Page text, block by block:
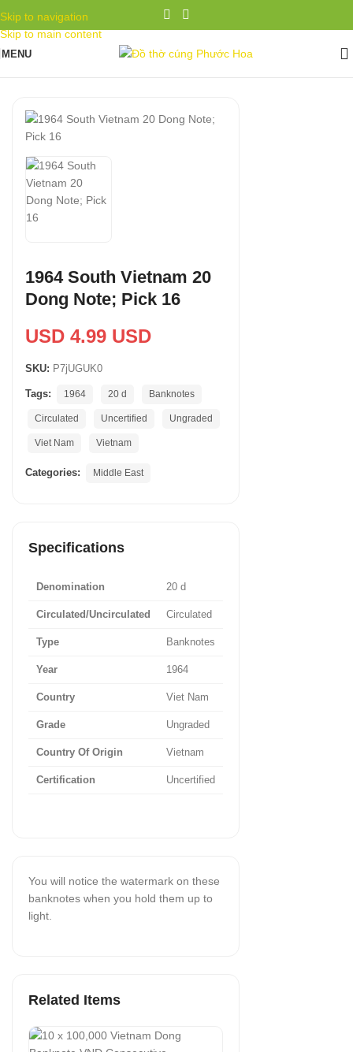
Skip to navigation
Skip to main content
MENU
1964 South Vietnam 20
Dong Note; Pick 16
USD 4.99 USD
SKU: P7jUGUK0
Tags: 1964 20 d Banknotes
Circulated Uncertified Ungraded
Viet Nam Vietnam
Categories: Middle East
Specifications
Denomination 20 d
Circulated/Uncirculated Circulated
Type Banknotes
Year 1964
Country Viet Nam
Grade Ungraded
Country Of Origin Vietnam
Certification Uncertified
You will notice the watermark on these
banknotes when you hold them up to
light.
Related Items